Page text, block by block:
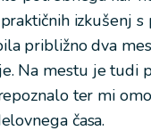
izkušenj s
približno dva
Na mestu je tudi
ter mi
časa.